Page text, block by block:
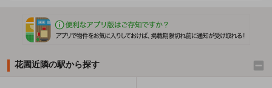
花園近隣の駅から探す